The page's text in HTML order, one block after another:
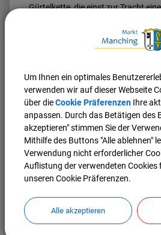
Gürtelkette, die einst zur Tracht
Manchinger Flugplatzes im Bereich
aus der Zeit zwischen 300–100 v.
Es symbolisiert die bedeutende
sich auf dem Gebiet des heutigen
Das Wappen des Marktes wird
Gemeindefahne auf weißem
senkrechten Streifen in der
geführt.
Um Ihnen ein optimales
verwenden wir auf dieser Webseite
über dieCookie Präferenzen Ihre
anpassen. Durch das Betätigen des
akzeptieren" stimmen Sie der
Mithilfe des Buttons "Alle ablehnen"
Verwendung nicht erforderlicher
Auflistung der verwendeten Cookies
unseren Cookie Präferenzen.
Alle akzeptieren